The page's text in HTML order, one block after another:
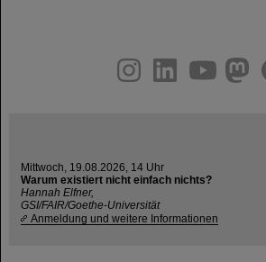
youtube
helmholtz.social
facebook
Mittwoch, 19.08.2026, 14 Uhr
Warum existiert nicht einfach nichts?
Hannah Elfner,
GSI/FAIR/Goethe-Universität
Anmeldung und weitere Informationen